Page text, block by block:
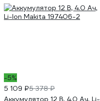
-5%
5 109 ₽5 378 ₽
Аккумулятор 12 В, 4.0 Ач, Li-